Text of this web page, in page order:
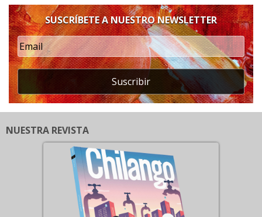
SUSCRÍBETE A NUESTRO NEWSLETTER
Suscribir
NUESTRA REVISTA